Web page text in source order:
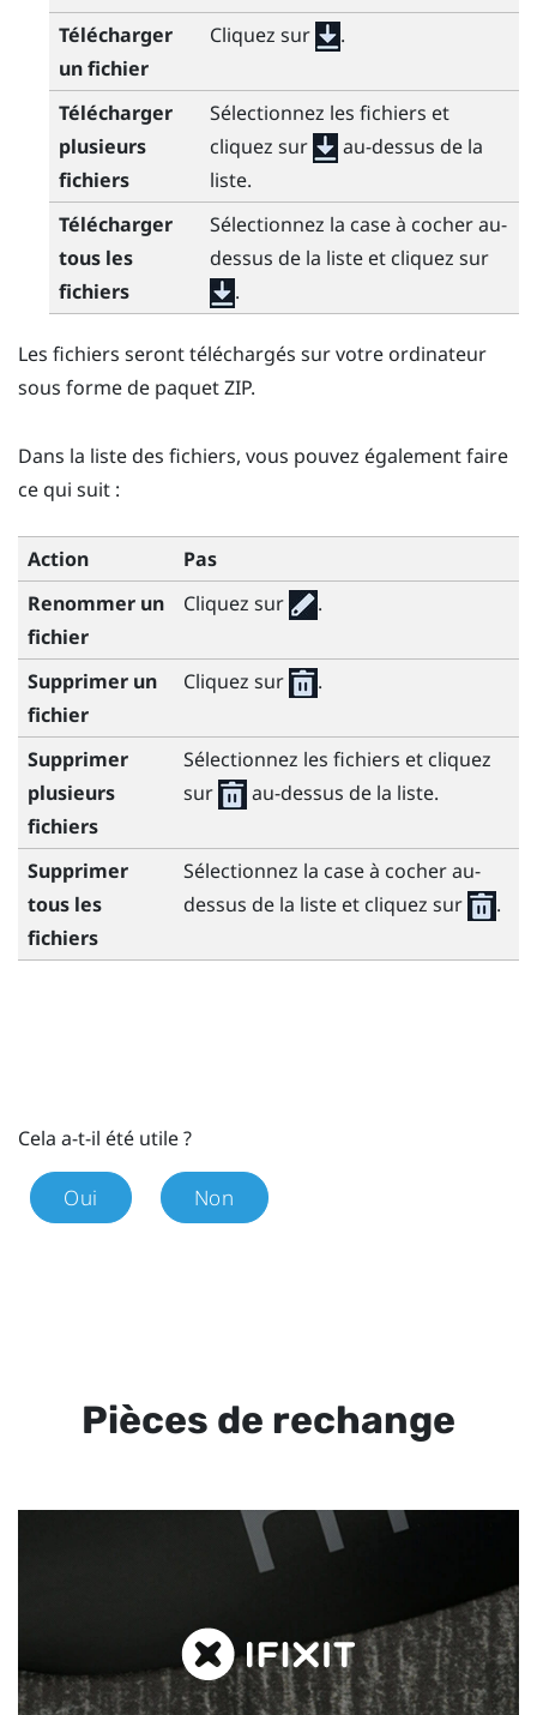
Télécharger
un fichier
Cliquez sur .
Télécharger
plusieurs
fichiers
Sélectionnez les fichiers et
cliquez sur
au-dessus de la
liste.
Télécharger
tous les
fichiers
Sélectionnez la case à cocher au-
dessus de la liste et cliquez sur
.
Les fichiers seront téléchargés sur votre ordinateur
sous forme de paquet ZIP.
Dans la liste des fichiers, vous pouvez également faire
ce qui suit :
Action
Pas
Renommer un
fichier
Cliquez sur .
Supprimer un
fichier
Cliquez sur .
Supprimer
plusieurs
fichiers
Sélectionnez les fichiers et cliquez
sur
au-dessus de la liste.
Supprimer
tous les
fichiers
Sélectionnez la case à cocher au-
dessus de la liste et cliquez sur
.
Cela a-t-il été utile ?
Oui Non
Pièces de rechange